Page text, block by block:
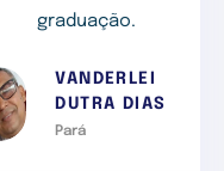
graduação.
VANDERLEI
DUTRA DIAS
Pará